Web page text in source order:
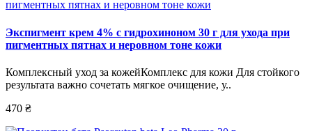
Экспигмент крем 4% с гидрохиноном 30 г для ухода при
пигментных пятнах и неровном тоне кожи
Комплексный уход за кожейКомплекс для кожи Для стойкого
результата важно сочетать мягкое очищение, у..
470 ₴